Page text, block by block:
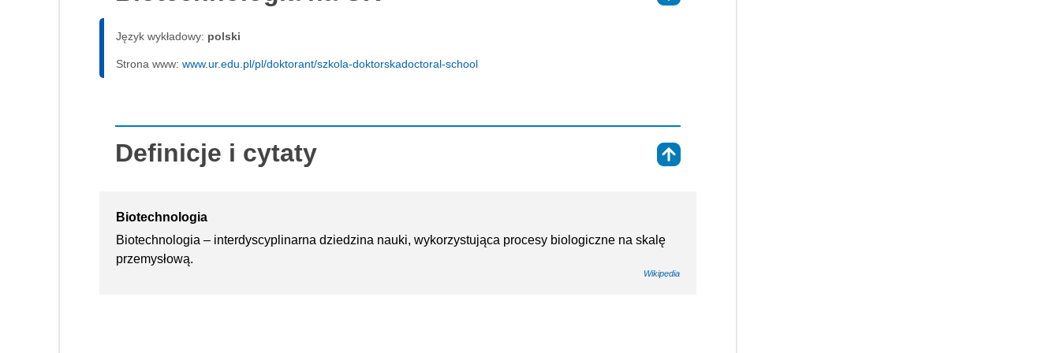
Język wykładowy: polski
Strona www: www.ur.edu.pl/pl/doktorant/szkola-doktorskadoctoral-school
Definicje i cytaty
Biotechnologia
Biotechnologia – interdyscyplinarna dziedzina nauki, wykorzystująca procesy biologiczne na skalę
przemysłową.
Wikipedia